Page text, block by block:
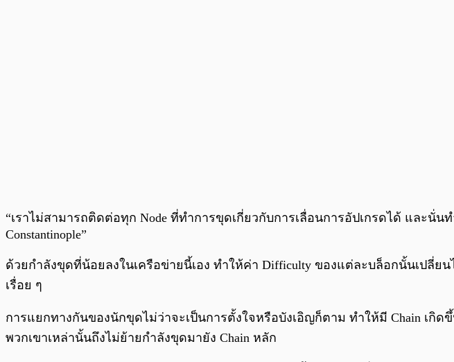
“เราไม่สามารถติดต่อทุก Node ที่ทำการขุดเกี่ยวกับการเลื่อนการอัปเกรดได้ และนั่
Constantinople”
ด้วยกำลังขุดที่น้อยลงในเครือข่ายนี้เอง ทำให้ค่า Difficulty ของแต่ละบล็อกนั้นเปลี่ย
เรื่อย ๆ
การแยกทางกันของนักขุดไม่ว่าจะเป็นการตั้งใจหรือบังเอิญก็ตาม ทำให้มี Chain เกิด
พวกเขาเหล่านั้นถึงไม่ย้ายกำลังขุดมายัง Chain หลัก